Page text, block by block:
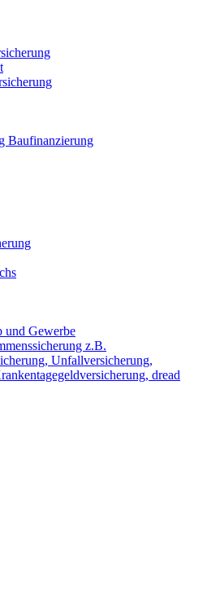
Baufinanzierung
und Gewerbe
z.B.
Unfallversicherung,
dread